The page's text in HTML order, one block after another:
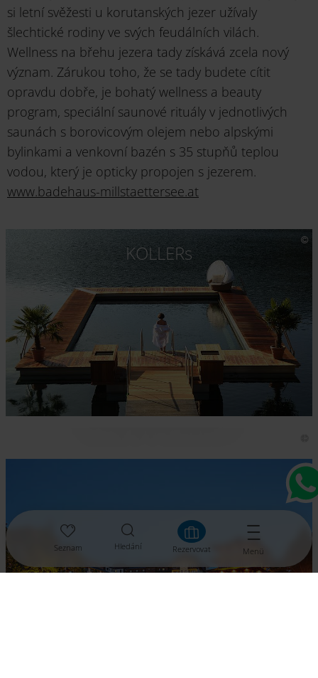
Seznam Hledání Rezervovat Menü
si letní svěžesti u korutanských jezer užívaly
šlechtické rodiny ve svých feudálních vilách.
Wellness na břehu jezera tady získává zcela nový
význam. Zárukou toho, že se tady budete cítit
opravdu dobře, je bohatý wellness a beauty
program, speciální saunové rituály v jednotlivých
saunách s borovicovým olejem nebo alpskými
bylinkami a venkovní bazén s 35 stupňů teplou
vodou, který je opticky propojen s jezerem.
www.badehaus-millstaettersee.at
KOLLERs
Seehotel Hoffmann